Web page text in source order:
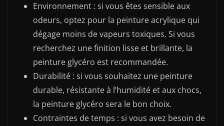
Environnement : si vous êtes sensible aux
odeurs, optez pour la peinture acrylique qui
dégage moins de vapeurs toxiques. Si vous
recherchez une finition lisse et brillante, la
peinture glycéro est recommandée.
Durabilité : si vous souhaitez une peinture
durable, résistante à l’humidité et aux chocs,
la peinture glycéro sera le bon choix.
Contraintes de temps : si vous avez besoin de